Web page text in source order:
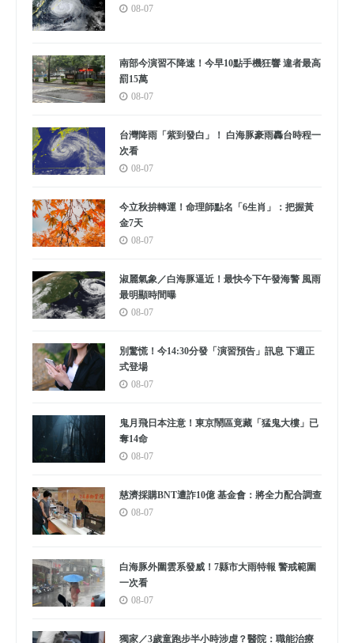
08-07
南部今演習不降速！今早10點手機狂響 違者最高
罰15萬
08-07
台灣降雨「紫到發白」！ 白海豚豪雨轟台時程一
次看
08-07
今立秋拚轉運！命理師點名「6生肖」：把握黃
金7天
08-07
淑麗氣象／白海豚逼近！最快今下午發海警 風雨
最明顯時間曝
08-07
別驚慌！今14:30分發「演習預告」訊息 下週正
式登場
08-07
鬼月飛日本注意！東京鬧區竟藏「猛鬼大樓」已
奪14命
08-07
慈濟採購BNT遭詐10億 基金會：將全力配合調查
08-07
白海豚外圍雲系發威！7縣市大雨特報 警戒範圍
一次看
08-07
獨家／3歲童跑步半小時涉虐？醫院：職能治療